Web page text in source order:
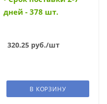
дней - 378 шт.
320.25руб./шт
В КОРЗИНУ